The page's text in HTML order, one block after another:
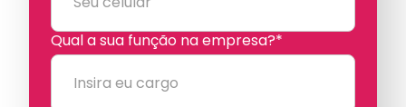
Qual a sua função na empresa?*